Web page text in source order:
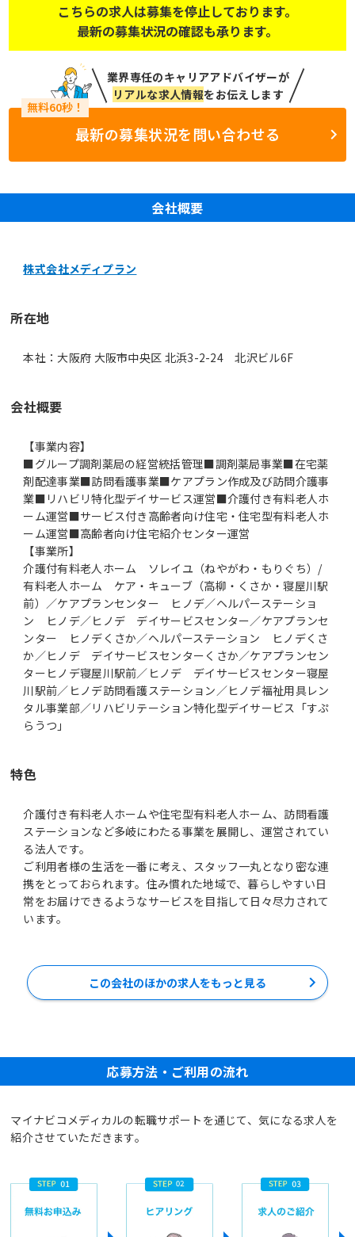
こちらの求人は募集を停止しております。
最新の募集状況の確認も承ります。
業界専任のキャリアアドバイザーが
リアルな求人情報をお伝えします
最新の募集状況を問い合わせる
会社概要
株式会社メディプラン
所在地
本社：大阪府 大阪市中央区 北浜3-2-24 北沢ビル6F
会社概要
【事業内容】
■グループ調剤薬局の経営統括管理■調剤薬局事業■在宅薬
剤配達事業■訪問看護事業■ケアプラン作成及び訪問介護事
業■リハビリ特化型デイサービス運営■介護付き有料老人ホ
ーム運営■サービス付き高齢者向け住宅・住宅型有料老人ホ
ーム運営■高齢者向け住宅紹介センター運営
【事業所】
介護付有料老人ホーム ソレイユ（ねやがわ・もりぐち）/
有料老人ホーム ケア・キューブ（高柳・くさか・寝屋川駅
前）／ケアプランセンター ヒノデ／ヘルパーステーショ
ン ヒノデ／ヒノデ デイサービスセンター／ケアプランセ
ンター ヒノデくさか／ヘルパーステーション ヒノデくさ
か／ヒノデ デイサービスセンターくさか／ケアプランセン
ターヒノデ寝屋川駅前／ヒノデ デイサービスセンター寝屋
川駅前／ヒノデ訪問看護ステーション／ヒノデ福祉用具レン
タル事業部／リハビリテーション特化型デイサービス「すぷ
らうつ」
特色
介護付き有料老人ホームや住宅型有料老人ホーム、訪問看護
ステーションなど多岐にわたる事業を展開し、運営されてい
る法人です。
ご利用者様の生活を一番に考え、スタッフ一丸となり密な連
携をとっておられます。住み慣れた地域で、暮らしやすい日
常をお届けできるようなサービスを目指して日々尽力されて
います。
この会社のほかの求人をもっと見る
応募方法・ご利用の流れ
マイナビコメディカルの転職サポートを通じて、気になる求人を
紹介させていただきます。